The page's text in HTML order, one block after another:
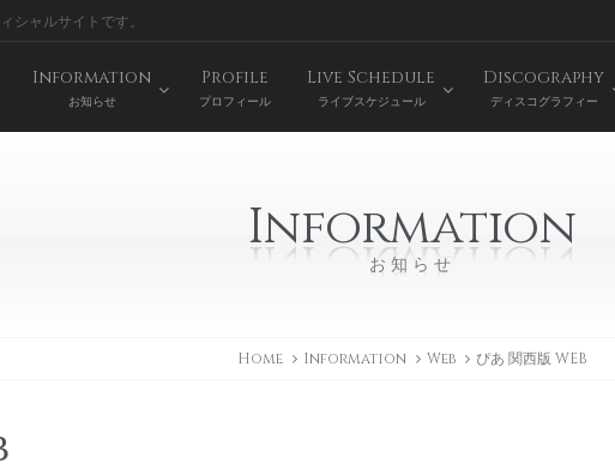
シャルサイトです。
Information
お知らせ
Profile
プロフィール
Live Schedule
ライブスケジュール
Discography
ディスコグラフィー
Information
お知らせ
Home Information Web ぴあ 関西版 WEB